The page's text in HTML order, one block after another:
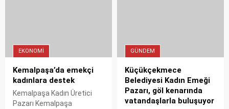
üstlendiği “Yüzde 30
Kulübü”nün üyesi oldu.
EKONOMI
Kemalpaşa’da emekçi
kadınlara destek
Kemalpaşa Kadın Üretici
Pazarı Kemalpaşa
GÜNDEM
Küçükçekmece
Belediyesi Kadın Emeği
Pazarı, göl kenarında
vatandaşlarla buluşuyor